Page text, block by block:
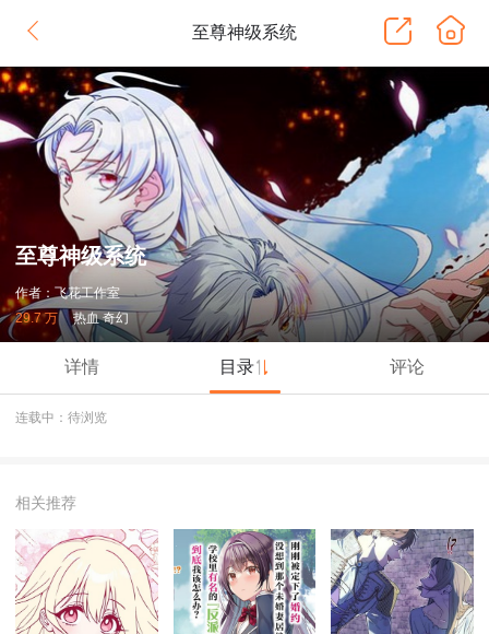
至尊神级系统
至尊神级系统
作者：飞花工作室
29.7 万
热血 奇幻
详情 目录 评论
连载中：待浏览
相关推荐